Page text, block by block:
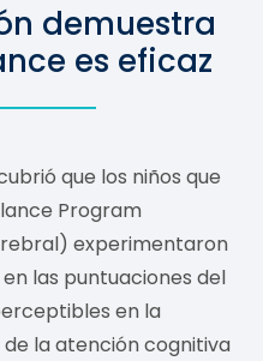
demuestra
es eficaz
que los niños que
Program
experimentaron
las puntuaciones del
en la
la atención cognitiva